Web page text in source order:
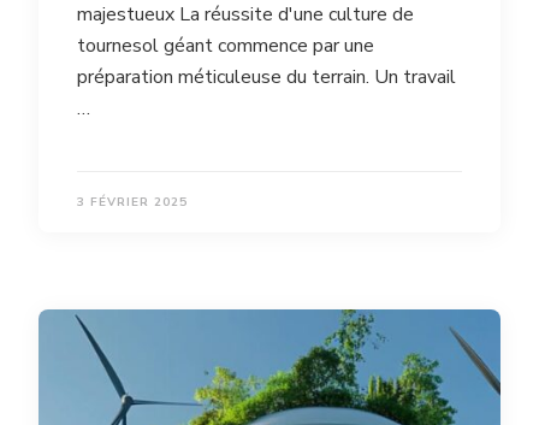
majestueux La réussite d'une culture de
tournesol géant commence par une
préparation méticuleuse du terrain. Un travail
…
3 FÉVRIER 2025